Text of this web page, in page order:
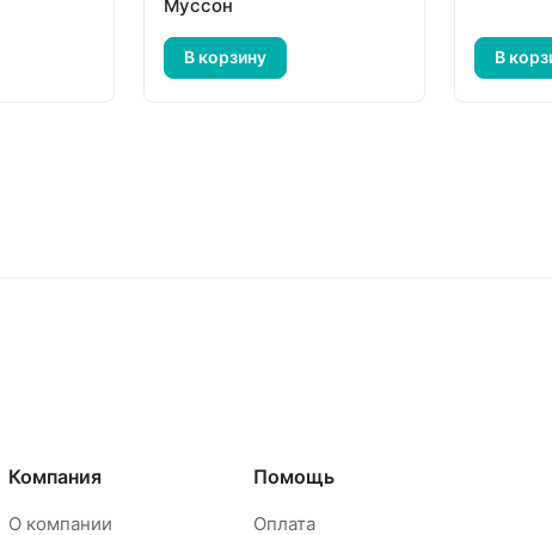
Муссон
В корзину В
Компания
О компании
Помощь
Оплата